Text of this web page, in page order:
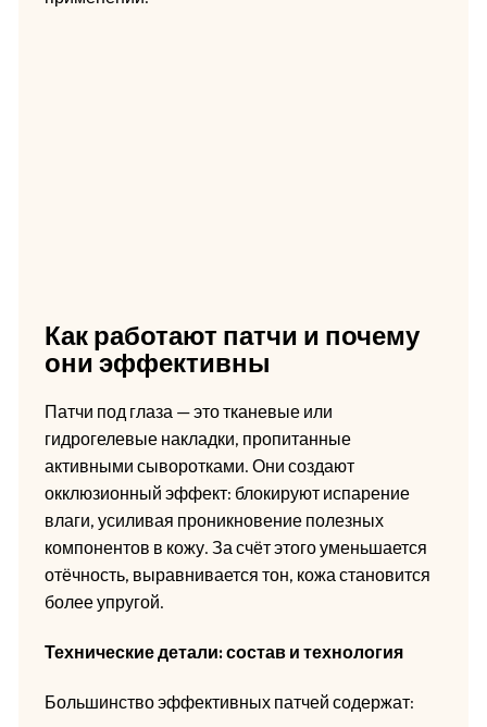
Как работают патчи и почему
они эффективны
Патчи под глаза — это тканевые или
гидрогелевые накладки, пропитанные
активными сыворотками. Они создают
окклюзионный эффект: блокируют испарение
влаги, усиливая проникновение полезных
компонентов в кожу. За счёт этого уменьшается
отёчность, выравнивается тон, кожа становится
более упругой.
Технические детали: состав и технология
Большинство эффективных патчей содержат: